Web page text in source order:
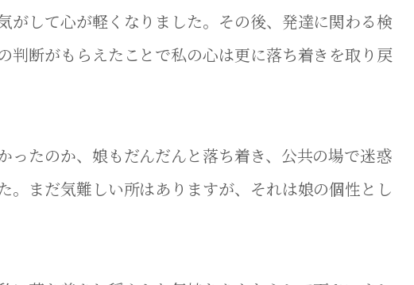
がして心が軽くなりました。その後、発達に関わる検
判断がもらえたことで私の心は更に落ち着きを取り戻
ったのか、娘もだんだんと落ち着き、公共の場で迷惑
。まだ気難しい所はありますが、それは娘の個性とし